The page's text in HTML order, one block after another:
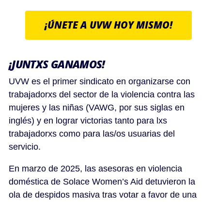
¡ÚNETE A UVW HOY MISMO!
¡JUNTXS GANAMOS!
UVW es el primer sindicato en organizarse con
trabajadorxs del sector de la violencia contra las
mujeres y las niñas (VAWG, por sus siglas en
inglés) y en lograr victorias tanto para lxs
trabajadorxs como para las/os usuarias del
servicio.
En marzo de 2025, las asesoras en violencia
doméstica de Solace Women’s Aid detuvieron la
ola de despidos masiva tras votar a favor de una